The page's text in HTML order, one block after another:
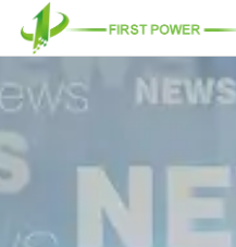
로
건
너
뛰